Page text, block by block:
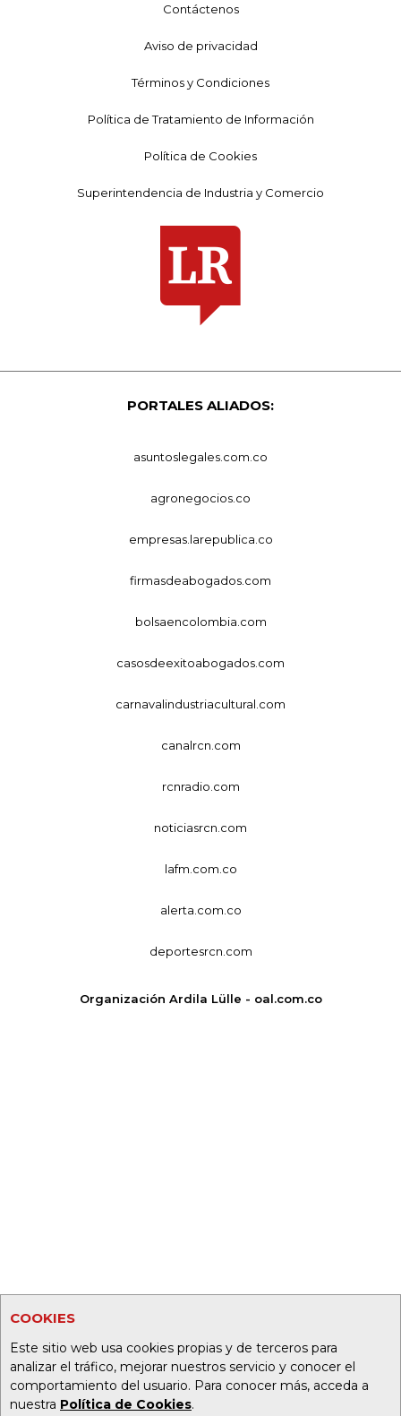
COOKIES
Este sitio web usa cookies propias y de terceros para
analizar el tráfico, mejorar nuestros servicio y conocer el
comportamiento del usuario. Para conocer más, acceda a
nuestra Política de Cookies.
Contáctenos
Aviso de privacidad
Términos y Condiciones
Política de Tratamiento de Información
Política de Cookies
Superintendencia de Industria y Comercio
PORTALES ALIADOS:
asuntoslegales.com.co
agronegocios.co
empresas.larepublica.co
firmasdeabogados.com
bolsaencolombia.com
casosdeexitoabogados.com
carnavalindustriacultural.com
canalrcn.com
rcnradio.com
noticiasrcn.com
lafm.com.co
alerta.com.co
deportesrcn.com
Organización Ardila Lülle - oal.com.co